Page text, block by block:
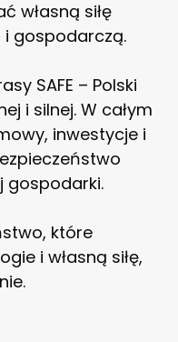
własną siłę
gospodarczą.
SAFE – Polski
i silnej. W całym
inwestycje i
gospodarki.
które
i własną siłę,